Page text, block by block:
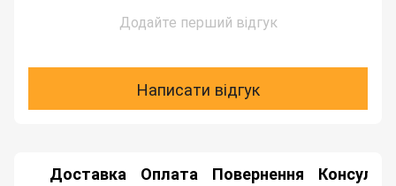
Додайте перший відгук
Написати відгук
Доставка Оплата Повернення